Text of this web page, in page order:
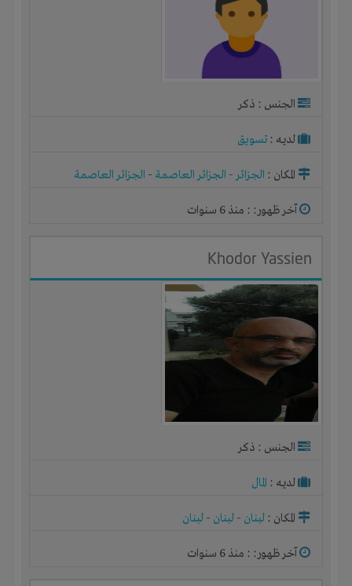
الجنس : ذكر
لديـه : تسويق
المكان : الجزائر- الجزائر العاصمة - الجزائر العاصمة
آخر ظهور: : منذ 6 سنوات
Khodor Yassien
الجنس : ذكر
لديـه : المال
المكان : لبنان - لبنان - لبنان
آخر ظهور: : منذ 6 سنوات